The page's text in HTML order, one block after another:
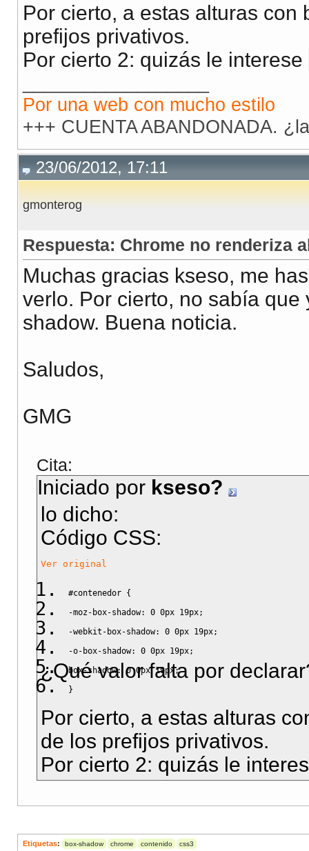
Por cierto, a estas alturas
prefijos privativos.
Por cierto 2: quizás le interese
Por una web con mucho estilo
+++ CUENTA ABANDONADA.
23/06/2012, 17:11
gmonterog
Respuesta: Chrome no renderiza
Muchas gracias kseso, me
verlo. Por cierto, no sabía
shadow. Buena noticia.
Saludos,
GMG
Cita:
Iniciado por kseso?
lo dicho:
Código CSS:
Ver original
#contenedor {
-moz-box-shadow: 0 0px 19px;
-webkit-box-shadow: 0 0px 19px;
-o-box-shadow: 0 0px 19px;
box-shadow: 0 0px 19px;
}
¿Qué valor falta por
Por cierto, a estas alturas
de los prefijos privativos.
Por cierto 2: quizás le
Etiquetas: box-shadow chrome contenido css3